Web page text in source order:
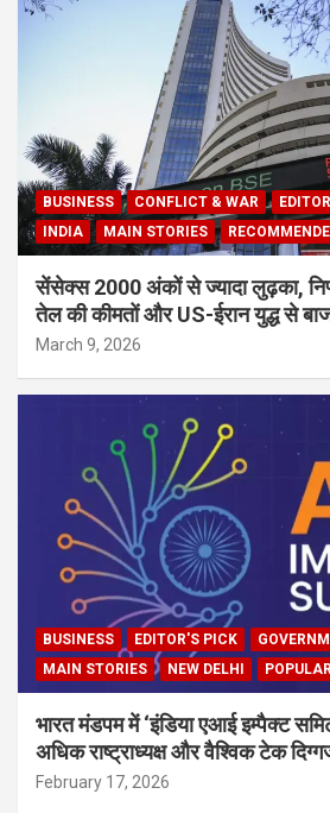
BUSINESS CONFLICT & WAR
INDIA
MAIN STORIES
सेंसेक्स 2000 अंकों से ज्यादा लुढ़का,
तेल की कीमतों और US-ईरान युद्ध से
March 9, 2026
BUSINESS EDITOR'S PICK
MAIN STORIES
NEW DELHI
भारत मंडपम में ‘इंडिया एआई इम्पैक्ट
अधिक राष्ट्राध्यक्ष और वैश्विक टेक
February 17, 2026